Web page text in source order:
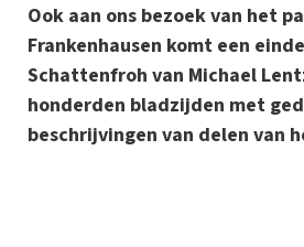
Ook aan ons bezoek van het
Frankenhausen komt een
Schattenfroh van Michael
honderden bladzijden met
beschrijvingen van delen van